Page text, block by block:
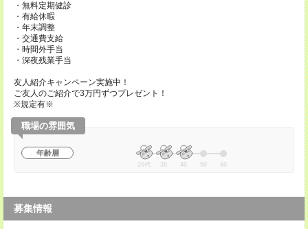
・無料定期健診
・有給休暇
・年末調整
・交通費支給
・時間外手当
・深夜残業手当
友人紹介キャンペーン実施中！
ご友人のご紹介で3万円ずつプレゼント！
※規定有※
職場の雰囲気
年齢層
20代 30 40 50 60
募集情報